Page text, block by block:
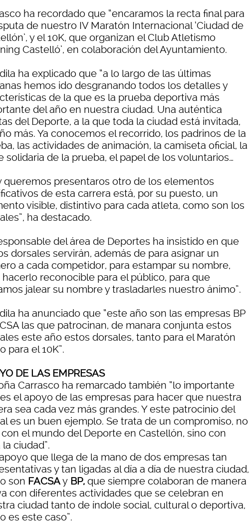
ha recordado que “encaramos la recta final para
de nuestro IV Maratón Internacional ‘Ciudad de
y el 10K, que organizan el Club Atletismo
Castelló’, en colaboración del Ayuntamiento.
ha explicado que “a lo largo de las últimas
hemos ido desgranando todos los detalles y
de la que es la prueba deportiva más
del año en nuestra ciudad. Una auténtica
del Deporte, a la que toda la ciudad está invitada,
más. Ya conocemos el recorrido, los padrinos de la
las actividades de animación, la camiseta oficial, la
solidaria de la prueba, el papel de los voluntarios…
queremos presentaros otro de los elementos
de esta carrera está, por su puesto, un
visible, distintivo para cada atleta, como son los
ha destacado.
del área de Deportes ha insistido en que
dorsales servirán, además de para asignar un
a cada competidor, para estampar su nombre,
hacerlo reconocible para el público, para que
jalear su nombre y trasladarles nuestro ánimo”.
ha anunciado que “este año son las empresas BP
las que patrocinan, de manara conjunta estos
este año estos dorsales, tanto para el Maratón
para el 10K”.
DE LAS EMPRESAS
Carrasco ha remarcado también “lo importante
el apoyo de las empresas para hacer que nuestra
sea cada vez más grandes. Y este patrocinio del
es un buen ejemplo. Se trata de un compromiso, no
el mundo del Deporte en Castellón, sino con
ciudad”.
que llega de la mano de dos empresas tan
y tan ligadas al día a día de nuestra ciudad,
son FACSAy BP, que siempre colaboran de manera
con diferentes actividades que se celebran en
ciudad tanto de índole social, cultural o deportiva,
es este caso”.